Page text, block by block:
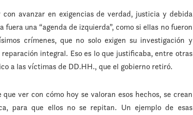
avanzar en exigencias de verdad, justicia y debida
una “agenda de izquierda”, como si ellas no fueron
crímenes, que no solo exigen su investigación y
integral. Eso es lo que justificaba, entre otras
a las víctimas de DD.HH., que el gobierno retiró.
ver con cómo hoy se valoran esos hechos, se crean
para que ellos no se repitan. Un ejemplo de esas